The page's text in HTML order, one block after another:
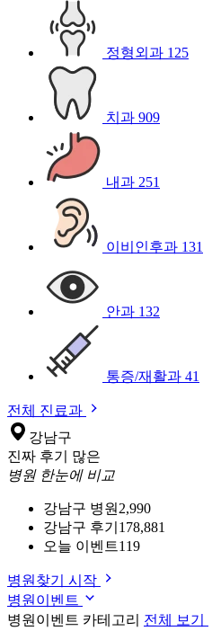
정형외과 125
치과 909
내과 251
이비인후과 131
안과 132
통증/재활과 41
전체 진료과
강남구
진짜 후기 많은
병원 한눈에 비교
강남구 병원 2,990
강남구 후기 178,881
오늘 이벤트119
병원찾기 시작
병원이벤트
병원이벤트 카테고리 전체 보기